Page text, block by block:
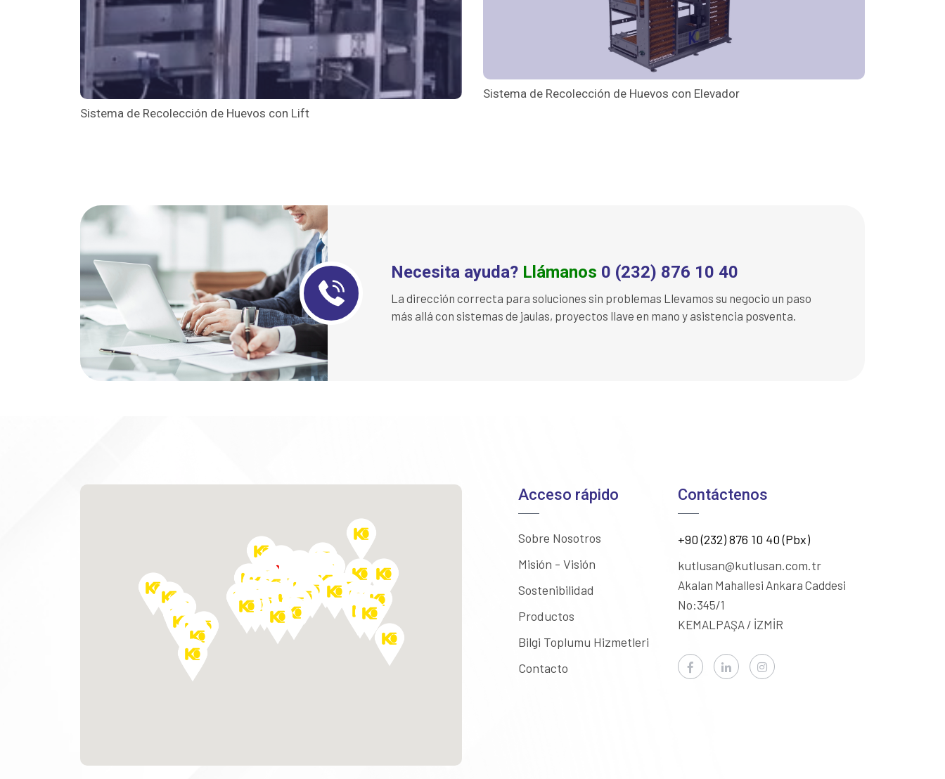
Sistema de Recolección de Huevos con Lift
Sistema de Recolección de Huevos con Elevador
Necesita ayuda? Llámanos 0 (232) 876 10 40
La dirección correcta para soluciones sin problemas Llevamos su negocio un paso
más allá con sistemas de jaulas, proyectos llave en mano y asistencia posventa.
Acceso rápido
Sobre Nosotros
Misión - Visión
Sostenibilidad
Productos
Bilgi Toplumu Hizmetleri
Contacto
Contáctenos
+90 (232) 876 10 40 (Pbx)
kutlusan@kutlusan.com.tr
Akalan Mahallesi Ankara Caddesi
No:345/1
KEMALPAŞA / İZMİR